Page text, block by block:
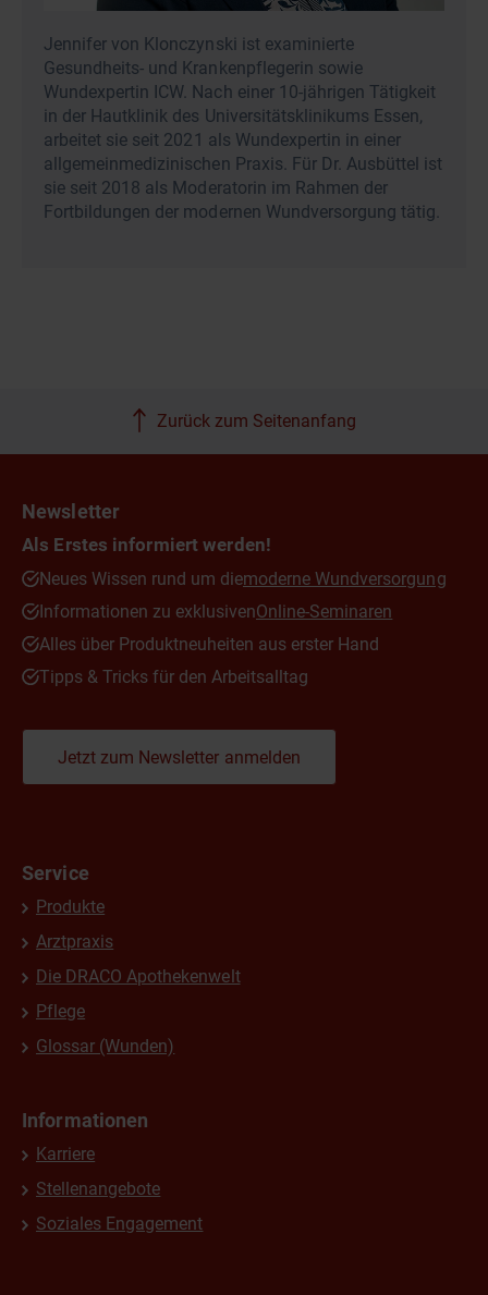
Jennifer von Klonczynski ist examinierte
Gesundheits- und Krankenpflegerin sowie
Wundexpertin ICW. Nach einer 10-jährigen Tätigkeit
in der Hautklinik des Universitätsklinikums Essen,
arbeitet sie seit 2021 als Wundexpertin in einer
allgemeinmedizinischen Praxis. Für Dr. Ausbüttel ist
sie seit 2018 als Moderatorin im Rahmen der
Fortbildungen der modernen Wundversorgung tätig.
Zurück zum Seitenanfang
Newsletter
Als Erstes informiert werden!
Neues Wissen rund um diemoderne Wundversorgung
Informationen zu exklusivenOnline-Seminaren
Alles über Produktneuheiten aus erster Hand
Tipps & Tricks für den Arbeitsalltag
Jetzt zum Newsletter anmelden
Service
Produkte
Arztpraxis
Die DRACO Apothekenwelt
Pflege
Glossar (Wunden)
Informationen
Karriere
Stellenangebote
Soziales Engagement